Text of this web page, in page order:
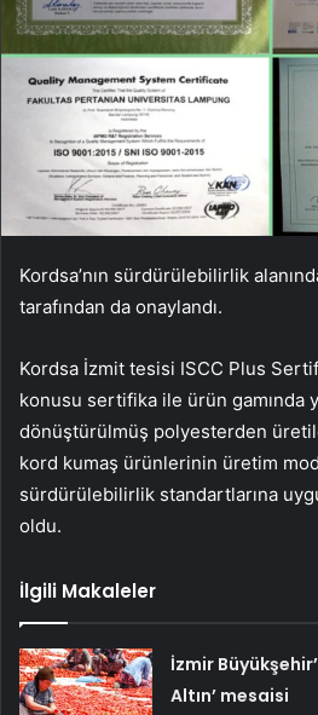
Kordsa’nın sürdürülebilirlik
tarafından da onaylandı.
Kordsa İzmit tesisi ISCC Plus
konusu sertifika ile ürün gamında
dönüştürülmüş polyesterden
kord kumaş ürünlerinin üretim
sürdürülebilirlik standartlarına
oldu.
İlgili Makaleler
İzmir
Altın’ mesaisi